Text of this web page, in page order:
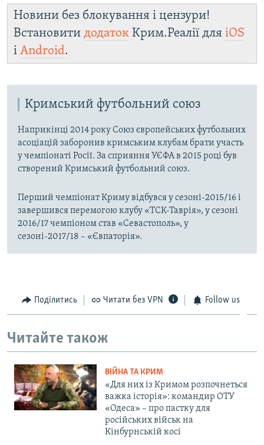
Новини без блокування і цензури!
Встановити додаток Крим.Реалії для iOS
і Android.
Кримський футбольний союз
Наприкінці 2014 року Союз європейських футбольних
асоціацій заборонив кримським клубам брати участь
у чемпіонаті Росії. За сприяння УЄФА в 2015 році був
створений Кримський футбольний союз.
Перший чемпіонат Криму відбувся у сезоні-2015/16 і
завершився перемогою клубу «ТСК-Таврія», у сезоні
2016/17 чемпіоном став «Севастополь», у
сезоні-2017/18 – «Євпаторія».
Поділитись Читати без VPN Follow us
Читайте також
ВІЙНА ТА КРИМ
«Для них із Кримом розпочнеться
важка історія»: командир ОТУ
«Одеса» – про пастку для
російських військ на
Кінбурнській косі